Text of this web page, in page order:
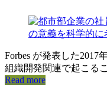
Forbes が発表した2017
組織開発関連で起こる
Read more